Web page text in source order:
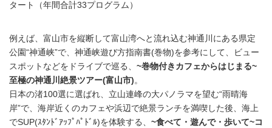
タート（年間合計33プログラム）
例えば、富山市を縦断して富山湾へと流れ込む神通川にある県定
公園“神通峡”で、神通峡遊び方指南書(巻物)を参考にして、ビュー
スポットなどをドライブで巡る、 ~巻物付きカフェからはじまる~
至極の神通川絶景ツアー(富山市)。
日本の渚100選に選ばれ、立山連峰の大パノラマを望む“雨晴海
岸”で、海岸近くのカフェや浜辺で絶景ランチを満喫した後、海上
でSUP(ｽﾀﾝﾄﾞｱｯﾌﾟﾊﾟﾄﾞﾙ)を体験する、 ~食べて・遊んで・歩いて~コ